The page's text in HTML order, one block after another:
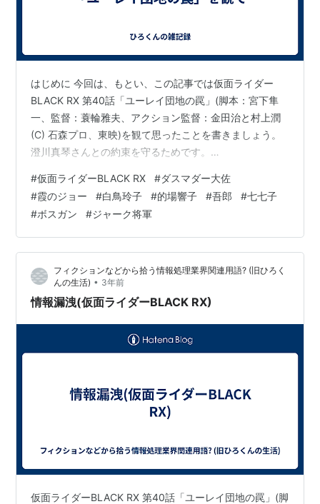
はじめに 今回は、もとい、この記事では仮面ライダー
BLACK RX 第40話「ユーレイ団地の罠」(脚本：宮下隼
一、監督：蓑輪雅夫、アクション監督：金田治と村上潤
(C) 石森プロ、東映)を観て思ったことを書きましょう。
澄川真琴さんとの約束を守るためです。
かなり楽しめました。でも書く時間もあまり取れないの
で要点だけ書きましょう。「ユーレイ団地」という言葉
が題名に入っているのはやはり意味があり、今回はクラ
イシス帝国からの移民(なんだかんだ言って諦めていない
んですね。まあその事情は後に語られるはずです)を受け
入れる場…
#仮面ライダーBLACK RX #ダスマダー大佐
#霞のジョー #白鳥玲子 #的場響子 #吾郎 #七七子
#ボスガン #ジャーク将軍
フィクションなどから拾う情報処理業界関連用語? (旧ひろく
んの生活) • 3年前
情報漏洩(仮面ライダーBLACK RX)
仮面ライダーBLACK RX 第40話「ユーレイ団地の罠」(脚